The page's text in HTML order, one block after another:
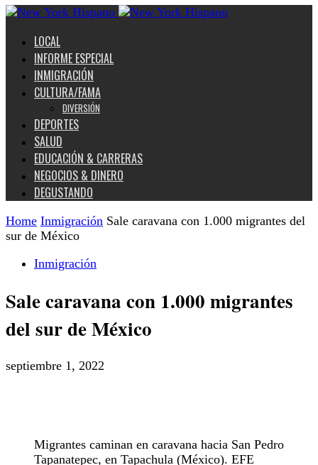
LOCAL
INFORME ESPECIAL
INMIGRACIÓN
CULTURA/FAMA
DIVERSIÓN
DEPORTES
SALUD
EDUCACIÓN & CARRERAS
NEGOCIOS & DINERO
DEGUSTANDO
Home Inmigración Sale caravana con 1.000 migrantes del
sur de México
Inmigración
Sale caravana con 1.000 migrantes
del sur de México
septiembre 1, 2022
Migrantes caminan en caravana hacia San Pedro
Tapanatepec, en Tapachula (México). EFE